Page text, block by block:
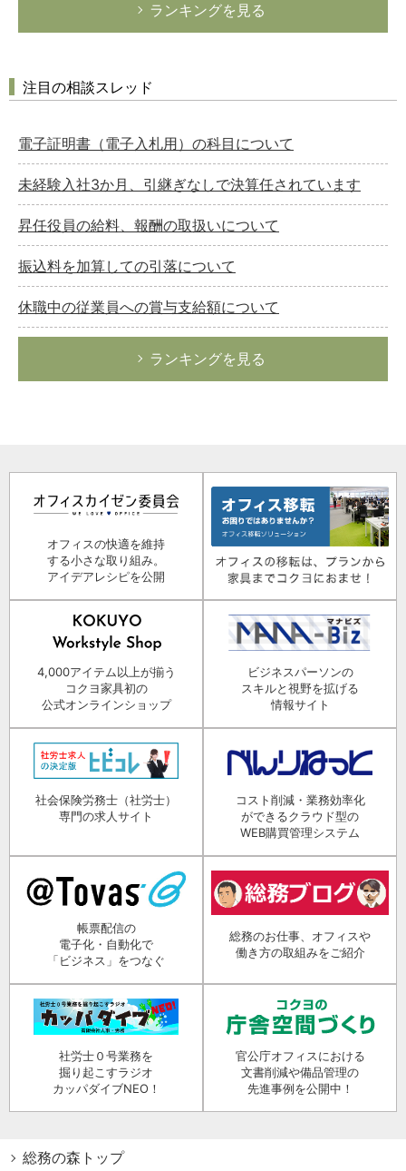
ランキングを見る
注目の相談スレッド
電子証明書（電子入札用）の科目について
未経験入社3か月、引継ぎなしで決算任されています
昇任役員の給料、報酬の取扱いについて
振込料を加算しての引落について
休職中の従業員への賞与支給額について
ランキングを見る
オフィスの快適を維持
する小さな取り組み。
アイデアレシピを公開
4,000アイテム以上が揃う
コクヨ家具初の
公式オンラインショップ
ビジネスパーソンの
スキルと視野を拡げる
情報サイト
社会保険労務士（社労士）
専門の求人サイト
コスト削減・業務効率化
ができるクラウド型の
WEB購買管理システム
帳票配信の
電子化・自動化で
「ビジネス」をつなぐ
総務のお仕事、オフィスや
働き方の取組みをご紹介
社労士０号業務を
掘り起こすラジオ
カッパダイブNEO！
官公庁オフィスにおける
文書削減や備品管理の
先進事例を公開中！
総務の森トップ